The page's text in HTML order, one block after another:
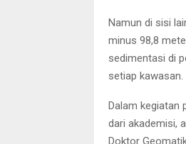
Namun di sisi
minus 98,8
sedimentasi di
setiap kawasan.
Dalam kegiatan
dari akademisi,
Doktor